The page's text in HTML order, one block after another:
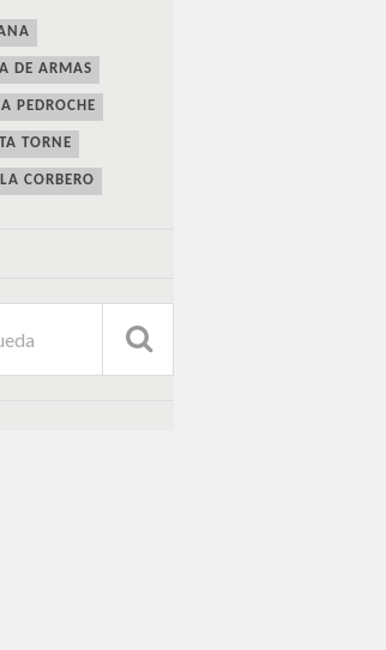
DE ARMAS
PEDROCHE
TORNE
CORBERO